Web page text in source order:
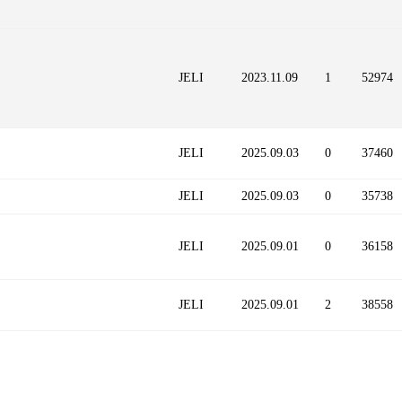
JELI 2023.11.09 1 52974
JELI 2025.09.03 0 37460
JELI 2025.09.03 0 35738
JELI 2025.09.01 0 36158
JELI 2025.09.01 2 38558